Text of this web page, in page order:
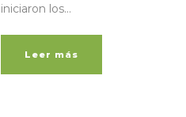
iniciaron los...
Leer más